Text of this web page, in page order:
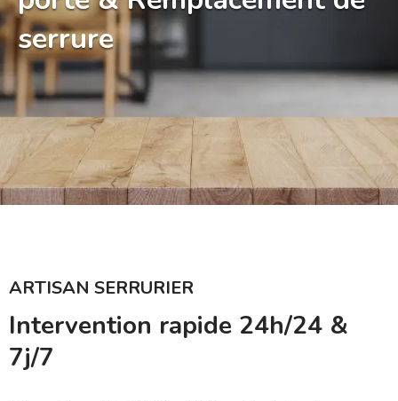
serrure
ARTISAN SERRURIER
Intervention rapide 24h/24 &
7j/7